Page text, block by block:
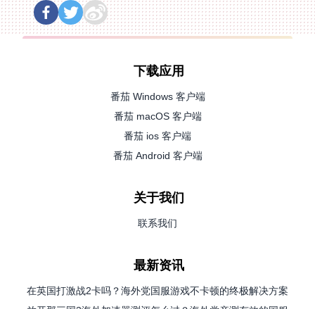
下载应用
番茄 Windows 客户端
番茄 macOS 客户端
番茄 ios 客户端
番茄 Android 客户端
关于我们
联系我们
最新资讯
在英国打激战2卡吗？海外党国服游戏不卡顿的终极解决方案